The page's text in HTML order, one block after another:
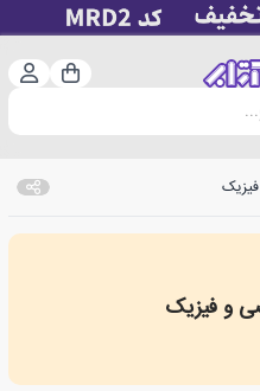
سبد
و فیزیک
و فیزیک